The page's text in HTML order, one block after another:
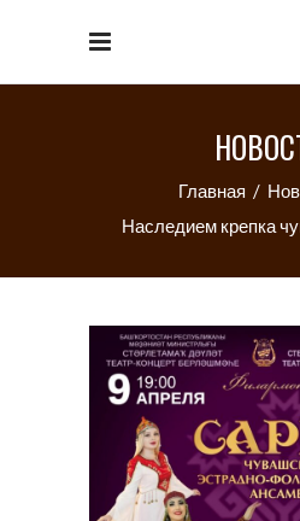
Главная /
Наследием крепка